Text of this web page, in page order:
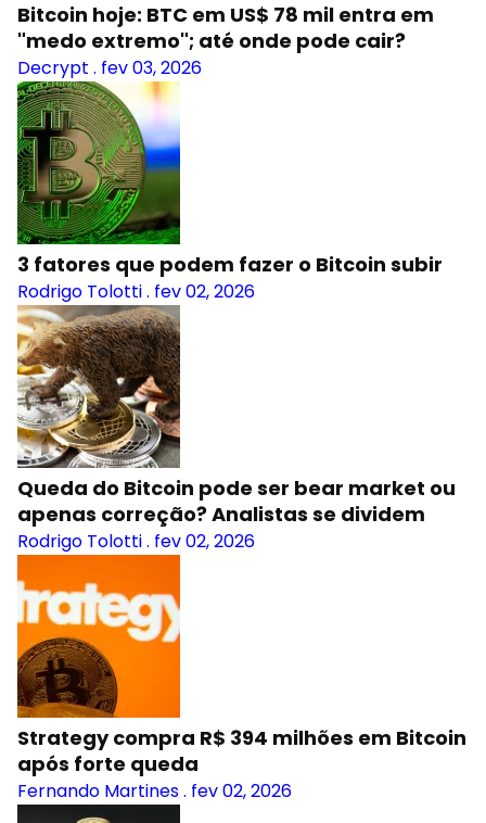
Bitcoin hoje: BTC em US$ 78 mil entra em
"medo extremo"; até onde pode cair?
Decrypt . fev 03, 2026
3 fatores que podem fazer o Bitcoin subir
Rodrigo Tolotti. fev 02, 2026
Queda do Bitcoin pode ser bear market ou
apenas correção? Analistas se dividem
Rodrigo Tolotti. fev 02, 2026
Strategy compra R$ 394 milhões em Bitcoin
após forte queda
Fernando Martines. fev 02, 2026